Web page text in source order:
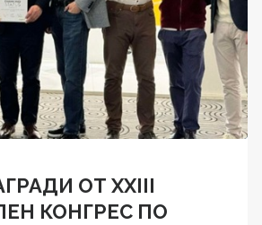
ОТ XXIII
КОНГРЕС ПО